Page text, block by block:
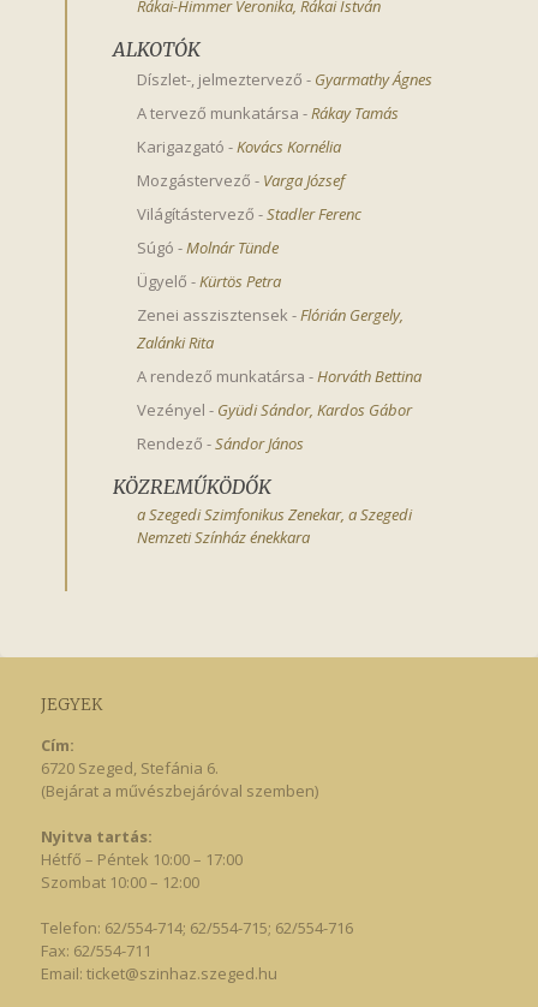
Rákai-Himmer Veronika, Rákai István
ALKOTÓK
Díszlet-, jelmeztervező - Gyarmathy Ágnes
A tervező munkatársa -Rákay Tamás
Karigazgató -Kovács Kornélia
Mozgástervező - Varga József
Világítástervező -Stadler Ferenc
Súgó -Molnár Tünde
Ügyelő -Kürtös Petra
Zenei asszisztensek -Flórián Gergely,
Zalánki Rita
A rendező munkatársa -Horváth Bettina
Vezényel - Gyüdi Sándor, Kardos Gábor
Rendező -Sándor János
KÖZREMŰKÖDŐK
a Szegedi Szimfonikus Zenekar, a Szegedi
Nemzeti Színház énekkara
JEGYEK
Cím:
6720 Szeged, Stefánia 6.
(Bejárat a művészbejáróval szemben)
Nyitva tartás:
Hétfő – Péntek 10:00 – 17:00
Szombat 10:00 – 12:00
Telefon: 62/554-714; 62/554-715; 62/554-716
Fax: 62/554-711
Email: ticket@szinhaz.szeged.hu